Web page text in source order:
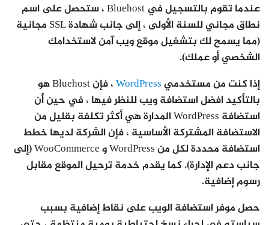
عندما تقوم بالتسجيل في Bluehost ، ستحصل على اسم
نطاق مجاني للسنة الأولى ، إلى جانب شهادة SSL مجانية
(مما يسمح لك بتشغيل موقع ويب آمن لاستخدامك
الشخصي أو عملك).
إذا كنت من مستخدميWordPress
، فإن Bluehost هو
بالتأكيد افضل استضافة ويب للنظر فيها ، في حين أن
استضافة WordPress المدارة هي أكثر تكلفة بقليل من
الاستضافة المشتركة الأساسية ، فإن الشركة لديها خطط
استضافة محددة لكل من WordPress و WooCommerce (إلى
جانب دعم الإدارة). كما يقدم خدمة ترحيل الموقع مقابل
رسوم إضافية.
حصل موفر استضافة الويب على نقاط إضافية بسبب